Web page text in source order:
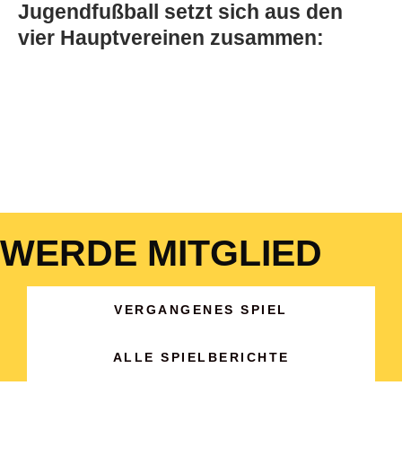
Jugendfußball setzt sich aus den
vier Hauptvereinen zusammen:
WERDE MITGLIED
VERGANGENES SPIEL
ALLE SPIELBERICHTE